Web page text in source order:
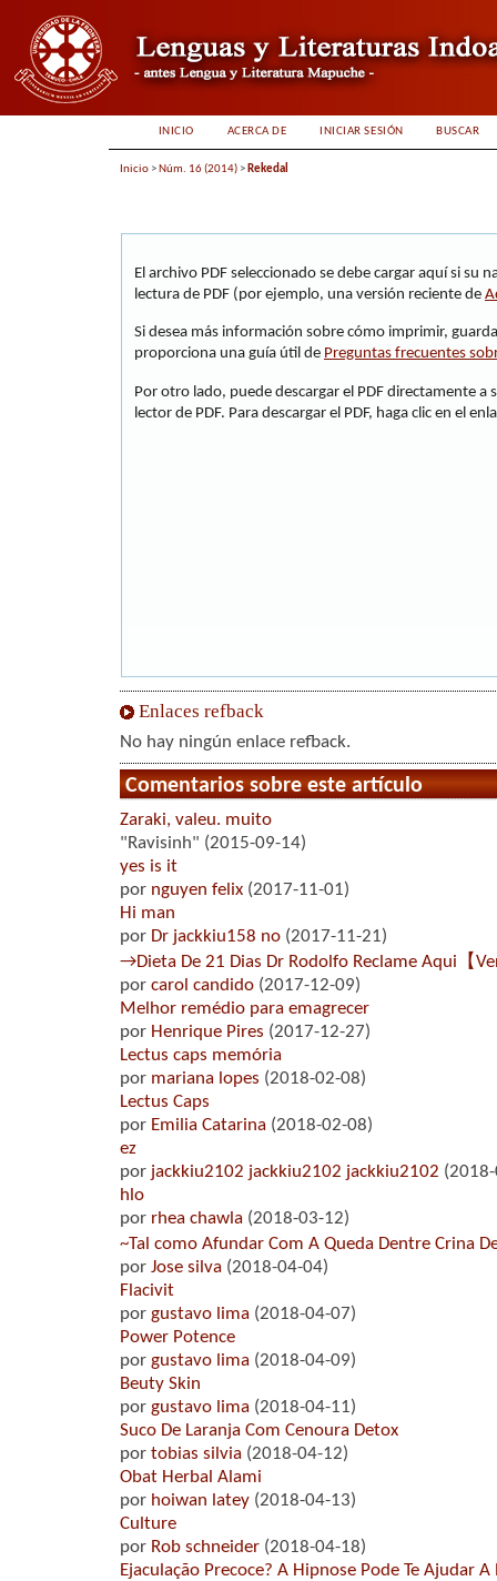
INICIO ACERCA DE INICIAR SESIÓN BUSCAR
Inicio > Núm. 16 (2014) > Rekedal
El archivo PDF seleccionado se debe cargar aquí si
lectura de PDF (por ejemplo, una versión reciente de
Si desea más información sobre cómo imprimir,
proporciona una guía útil de Preguntas frecuentes
Por otro lado, puede descargar el PDF directamente
lector de PDF. Para descargar el PDF, haga clic en el
Enlaces refback
No hay ningún enlace refback.
Comentarios sobre este artículo
Zaraki, valeu. muito
"Ravisinh" (2015-09-14)
yes is it
por nguyen felix (2017-11-01)
Hi man
por Dr jackkiu158 no (2017-11-21)
→Dieta De 21 Dias Dr Rodolfo Reclame Aqui【
por carol candido (2017-12-09)
Melhor remédio para emagrecer
por Henrique Pires (2017-12-27)
Lectus caps memória
por mariana lopes (2018-02-08)
Lectus Caps
por Emilia Catarina (2018-02-08)
ez
por jackkiu2102 jackkiu2102 jackkiu2102
hlo
por rhea chawla (2018-03-12)
~Tal como Afundar Com A Queda Dentre Crina
por Jose silva (2018-04-04)
Flacivit
por gustavo lima (2018-04-07)
Power Potence
por gustavo lima (2018-04-09)
Beuty Skin
por gustavo lima (2018-04-11)
Suco De Laranja Com Cenoura Detox
por tobias silvia (2018-04-12)
Obat Herbal Alami
por hoiwan latey (2018-04-13)
Culture
por Rob schneider (2018-04-18)
Ejaculação Precoce? A Hipnose Pode Te Ajudar